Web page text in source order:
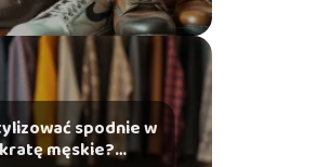
spodnie w
męskie?